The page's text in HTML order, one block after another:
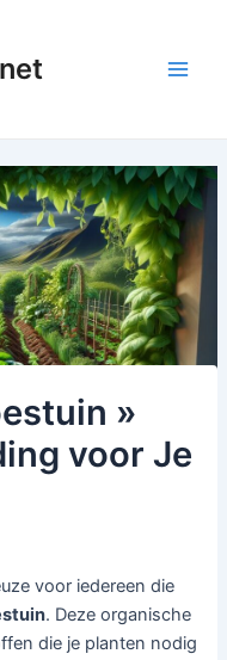
»
voor Je
voor iedereen die
. Deze organische
die je planten nodig